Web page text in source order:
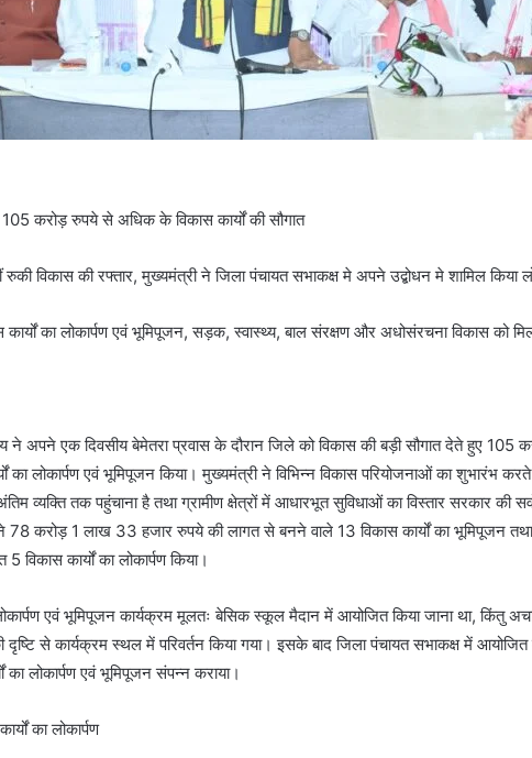
105 करोड़ रुपये से अधिक के विकास कार्यों की सौगात
विकास की रफ्तार, मुख्यमंत्री ने जिला पंचायत सभाकक्ष मे अपने उद्बोधन मे शामिल किया
का लोकार्पण एवं भूमिपूजन, सड़क, स्वास्थ्य, बाल संरक्षण और अधोसंरचना विकास को
ने अपने एक दिवसीय बेमेतरा प्रवास के दौरान जिले को विकास की बड़ी सौगात देते हुए
का लोकार्पण एवं भूमिपूजन किया। मुख्यमंत्री ने विभिन्न विकास परियोजनाओं का शुभारंभ
व्यक्ति तक पहुंचाना है तथा ग्रामीण क्षेत्रों में आधारभूत सुविधाओं का विस्तार सरकार की
78 करोड़ 1 लाख 33 हजार रुपये की लागत से बनने वाले 13 विकास कार्यों का भूमिपूजन
विकास कार्यों का लोकार्पण किया।
एवं भूमिपूजन कार्यक्रम मूलतः बेसिक स्कूल मैदान में आयोजित किया जाना था, किंतु
से कार्यक्रम स्थल में परिवर्तन किया गया। इसके बाद जिला पंचायत सभाकक्ष में
का लोकार्पण एवं भूमिपूजन संपन्न कराया।
का लोकार्पण